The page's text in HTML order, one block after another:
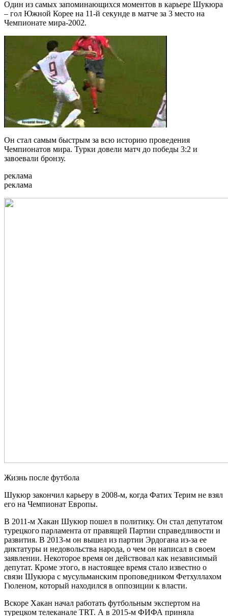
Один из самых запоминающихся моментов в карьере Шукюра
– гол Южной Корее на 11-й секунде в матче за 3 место на
Чемпионате мира-2002.
Он стал самым быстрым за всю историю проведения
Чемпионатов мира. Турки довели матч до победы 3:2 и
завоевали бронзу.
реклама
реклама
Жизнь после футбола
Шукюр закончил карьеру в 2008-м, когда Фатих Терим не взял
его на Чемпионат Европы.
В 2011-м Хакан Шукюр пошел в политику. Он стал депутатом
турецкого парламента от правящей Партии справедливости и
развития. В 2013-м он вышел из партии Эрдогана из-за ее
диктатуры и недовольства народа, о чем он написал в своем
заявлении. Некоторое время он действовал как независимый
депутат. Кроме этого, в настоящее время стало известно о
связи Шукюра с мусульманским проповедником Фетхуллахом
Гюленом, который находился в оппозиции к власти.
Вскоре Хакан начал работать футбольным экспертом на
турецком телеканале TRT. А в 2015-м ФИФА приняла